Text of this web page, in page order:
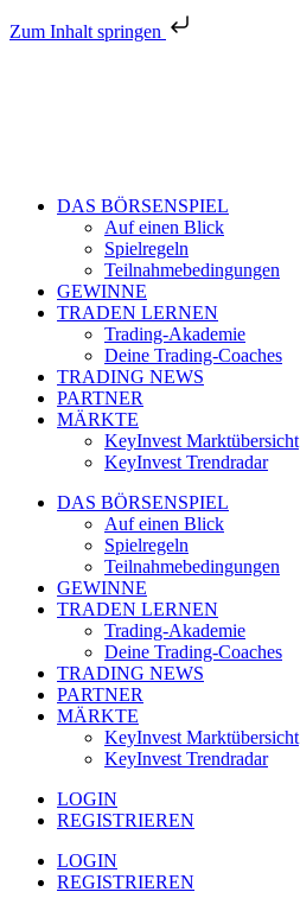
Zum Inhalt springen
DAS BÖRSENSPIEL
Auf einen Blick
Spielregeln
Teilnahmebedingungen
GEWINNE
TRADEN LERNEN
Trading-Akademie
Deine Trading-Coaches
TRADING NEWS
PARTNER
MÄRKTE
KeyInvest Marktübersicht
KeyInvest Trendradar
DAS BÖRSENSPIEL
Auf einen Blick
Spielregeln
Teilnahmebedingungen
GEWINNE
TRADEN LERNEN
Trading-Akademie
Deine Trading-Coaches
TRADING NEWS
PARTNER
MÄRKTE
KeyInvest Marktübersicht
KeyInvest Trendradar
LOGIN
REGISTRIEREN
LOGIN
REGISTRIEREN